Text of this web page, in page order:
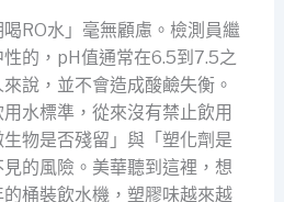
RO水」毫無顧慮。檢測員繼
的，pH值通常在6.5到7.5之
說，並不會造成酸鹼失衡。
水標準，從來沒有禁止飲用
物是否殘留」與「塑化劑是
的風險。美華聽到這裡，想
桶裝飲水機，塑膠味越來越